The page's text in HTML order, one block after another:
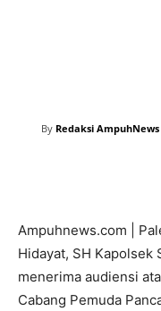
By Redaksi AmpuhNews
Ampuhnews.com |
Hidayat, SH Kapolsek
menerima audiensi
Cabang Pemuda